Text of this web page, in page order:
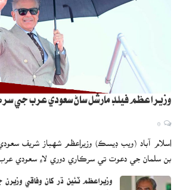
وزيراعظم فيلڊ مارشل ساڻ سعودي عرب جي
اسلام آباد (ويب ڊيسڪ) وزيراعظم شهباز شريف
بن سلمان جي دعوت تي سرڪاري دوري لاءِ سعودي
وزيراعظم ٽئين ڌر کان وفاقي